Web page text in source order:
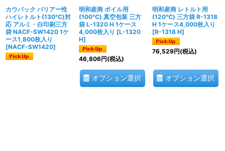
カウパック バリアー性
ハイレトルト(130℃)対
応 アルミ・白印刷三方
袋 NACF-SW1420 1ケ
ース1,800枚入り
[NACF-SW1420]
明和産商 ボイル用
(100℃) 真空包装 三方
袋 L-1320 H 1ケース
4,000枚入り [L-1320
H]
46,806円(税込)
オプション選択
明和産商 レトルト用
(120℃) 三方袋 R-1318
H 1ケース4,000枚入り
[R-1318 H]
76,529円(税込)
オプション選択